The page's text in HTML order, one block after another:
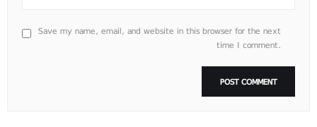
Save my name, email, and website in this browser for the next
time I comment.